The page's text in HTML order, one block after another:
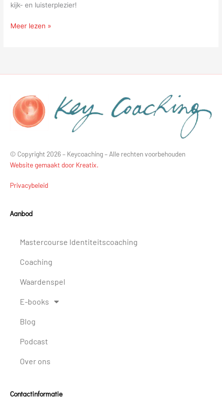
kijk- en luisterplezier!
Meer lezen »
© Copyright 2026 – Keycoaching – Alle rechten voorbehouden
Website gemaakt door Kreatix.
Privacybeleid
Aanbod
Mastercourse Identiteitscoaching
Coaching
Waardenspel
E-books
Blog
Podcast
Over ons
Contactinformatie